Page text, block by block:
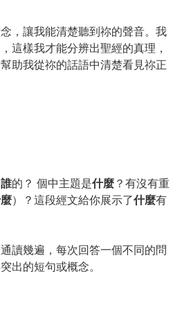
，讓我能清楚聽到祢的聲音。我
這樣我才能分辨出聖經的真理，
助我從祢的話語中清楚看見祢正
誰的？ 個中主題是什麼？有沒有重
）？這段經文給你展示了什麼有
讀幾遍，每次回答一個不同的問
出的短句或概念。